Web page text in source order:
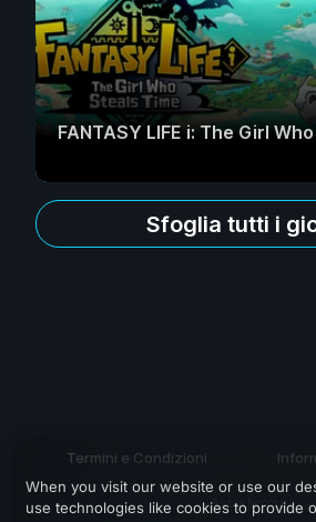
FANTASY LIFE i: The Girl
Sfoglia tutti i
Termini e Condizioni
Assistenza
When you visit our website or use our
use technologies like cookies to provide